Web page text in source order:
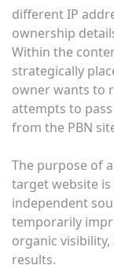
different IP
ownership
Within the
strategically
owner wants to
attempts to pass
from the PBN
The purpose of
target website
independent
temporarily
organic
results.